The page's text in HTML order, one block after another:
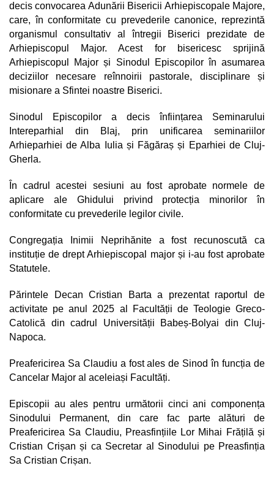
decis convocarea Adunării Bisericii Arhiepiscopale Majore,
care, în conformitate cu prevederile canonice, reprezintă
organismul consultativ al întregii Biserici prezidate de
Arhiepiscopul Major. Acest for bisericesc sprijină
Arhiepiscopul Major și Sinodul Episcopilor în asumarea
deciziilor necesare reînnoirii pastorale, disciplinare și
misionare a Sfintei noastre Biserici.
Sinodul Episcopilor a decis înființarea Seminarului
Intereparhial din Blaj, prin unificarea seminariilor
Arhieparhiei de Alba Iulia și Făgăraș și Eparhiei de Cluj-
Gherla.
În cadrul acestei sesiuni au fost aprobate normele de
aplicare ale Ghidului privind protecția minorilor în
conformitate cu prevederile legilor civile.
Congregația Inimii Neprihănite a fost recunoscută ca
instituție de drept Arhiepiscopal major și i-au fost aprobate
Statutele.
Părintele Decan Cristian Barta a prezentat raportul de
activitate pe anul 2025 al Facultății de Teologie Greco-
Catolică din cadrul Universității Babeș-Bolyai din Cluj-
Napoca.
Preafericirea Sa Claudiu a fost ales de Sinod în funcția de
Cancelar Major al aceleiași Facultăți.
Episcopii au ales pentru următorii cinci ani componența
Sinodului Permanent, din care fac parte alături de
Preafericirea Sa Claudiu, Preasfințiile Lor Mihai Frățilă și
Cristian Crișan și ca Secretar al Sinodului pe Preasfinția
Sa Cristian Crișan.